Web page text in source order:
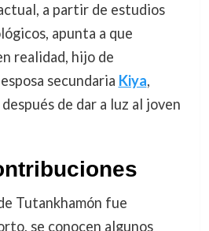
a partir de estudios
apunta a que
realidad, hijo de
secundaria Kiya,
de dar a luz al joven
Tutankhamón fue
se conocen algunos